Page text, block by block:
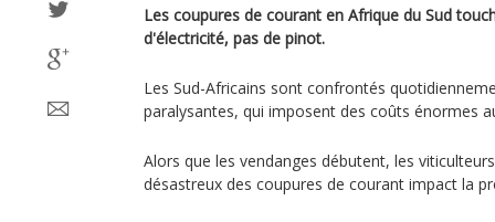
Les coupures de courant en Afrique du Sud
d'électricité, pas de pinot.
Les Sud-Africains sont confrontés
paralysantes, qui imposent des coûts énormes
Alors que les vendanges débutent, les
désastreux des coupures de courant impact la